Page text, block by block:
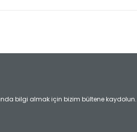
bulunuyor.
pahalı.
olmalı.
bilgi almak için bizim bültene kaydolun.